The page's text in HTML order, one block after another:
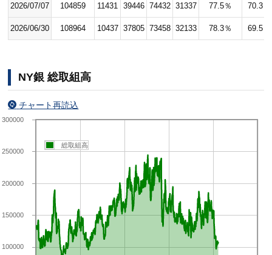
2026/07/07 104859 11431 39446 74432 31337 77.5％ 70.3％
2026/06/30 108964 10437 37805 73458 32133 78.3％ 69.5％
NY銀 総取組高
チャート再読込
100000
150000
200000
250000
300000
総取組高